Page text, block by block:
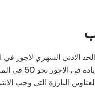
الادنى الشهري لاجور في
العام من المرتقب أن ينتقل من 3000 إلى 4500 درهم، بالزيادة
البارزة التي وجب